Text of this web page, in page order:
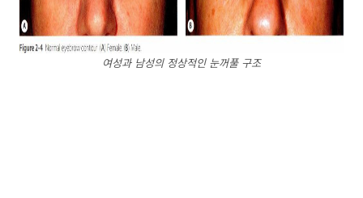
여성과 남성의 정상적인 눈꺼풀 구조